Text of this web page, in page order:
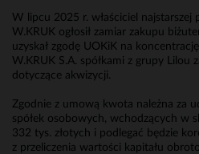
W lipcu 2025 r. właściciel najstarszej
W.KRUK ogłosił zamiar zakupu
uzyskał zgodę UOKiK na
W.KRUK S.A. spółkami z grupy
dotyczące akwizycji.
Zgodnie z umową kwota należna za
spółek osobowych, wchodzących w
332 tys. złotych i podlegać będzie
z przeliczenia wartości kapitału